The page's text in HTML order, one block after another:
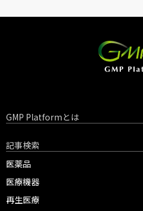
GMP Platformとは
記事検索
医薬品
医療機器
再生医療